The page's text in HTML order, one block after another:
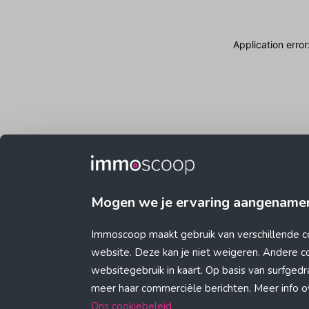
Mogen we je ervaring
Immoscoop maakt gebruik van verschillende
website. Deze kan je niet weigeren. Andere
websitegebruik in kaart. Op basis van
meer haar commerciële berichten. Meer info
Ons cookiebeleid
Application